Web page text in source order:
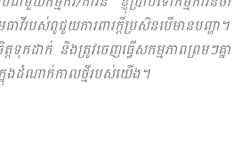
ាវីរបស់ពូជួយការពារក្ដីប្រសិនបើមានបញ្ហា។
កដាក់ និងត្រូវចេញធ្វើសកម្មភាពព្រមៗគ្នា
នុងដំណាក់កាលថ្មីរបស់យើង។